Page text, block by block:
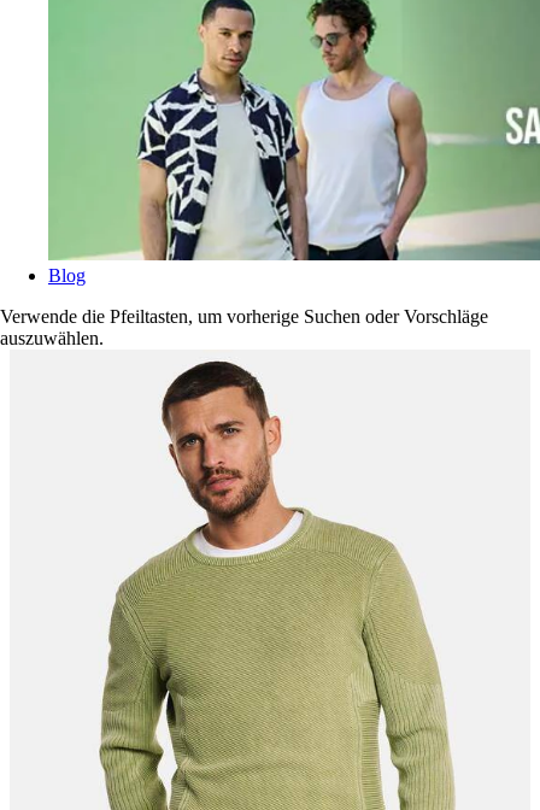
Blog
Verwende die Pfeiltasten, um vorherige Suchen oder Vorschläge
auszuwählen.